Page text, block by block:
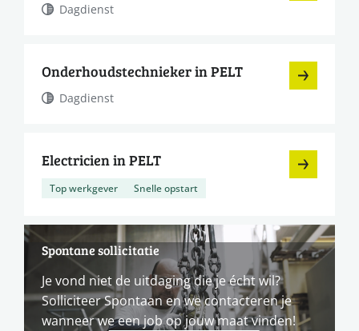
Dagdienst
Onderhoudstechnieker in PELT
Dagdienst
Electricien in PELT
Top werkgever Snelle opstart
Spontane sollicitatie
Je vond niet de uitdaging die je écht wil?
Solliciteer Spontaan en we contacteren je
wanneer we een job op jouw maat vinden!